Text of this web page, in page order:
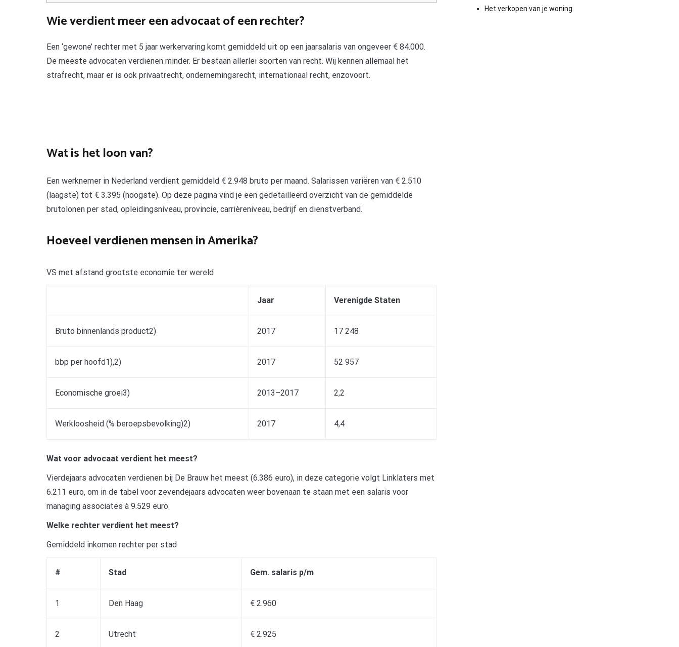
Wie verdient meer een advocaat of een rechter?
Een ‘gewone’ rechter met 5 jaar werkervaring komt gemiddeld uit op een jaarsalaris van ongeveer € 84.000.
De meeste advocaten verdienen minder. Er bestaan allerlei soorten van recht. Wij kennen allemaal het
strafrecht, maar er is ook privaatrecht, ondernemingsrecht, internationaal recht, enzovoort.
Wat is het loon van?
Een werknemer in Nederland verdient gemiddeld € 2.948 bruto per maand. Salarissen variëren van € 2.510
(laagste) tot € 3.395 (hoogste). Op deze pagina vind je een gedetailleerd overzicht van de gemiddelde
brutolonen per stad, opleidingsniveau, provincie, carrièreniveau, bedrijf en dienstverband.
Hoeveel verdienen mensen in Amerika?
VS met afstand grootste economie ter wereld
Jaar Verenigde Staten
Bruto binnenlands product2) 2017 17 248
bbp per hoofd1),2) 2017 52 957
Economische groei3) 2013–2017 2,2
Werkloosheid (% beroepsbevolking)2) 2017 4,4
Wat voor advocaat verdient het meest?
Vierdejaars advocaten verdienen bij De Brauw het meest (6.386 euro), in deze categorie volgt Linklaters met
6.211 euro, om in de tabel voor zevendejaars advocaten weer bovenaan te staan met een salaris voor
managing associates à 9.529 euro.
Welke rechter verdient het meest?
Gemiddeld inkomen rechter per stad
# Stad Gem. salaris p/m
1 Den Haag € 2.960
2 Utrecht € 2.925
Het verkopen van je woning